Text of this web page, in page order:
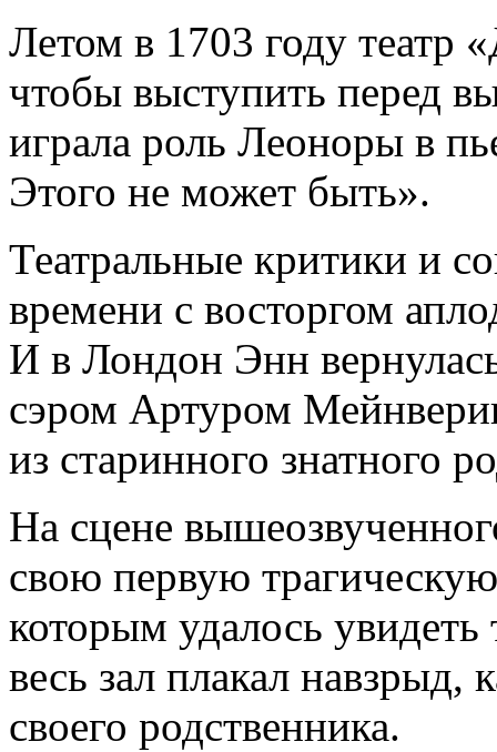
Летом в 1703 году театр
чтобы выступить перед
играла роль Леоноры в
Этого не может быть».
Театральные критики и
времени с восторгом
И в Лондон Энн
сэром Артуром
из старинного знатного
На сцене
свою первую
которым удалось увидеть
весь зал плакал навзрыд,
своего родственника.